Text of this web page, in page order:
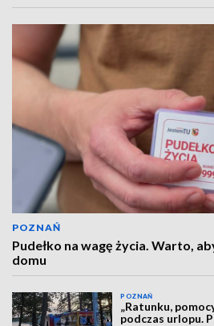
POZNAŃ
Pudełko na wagę życia. Warto,
domu
POZNAŃ
„Ratunku,
podczas urlopu.